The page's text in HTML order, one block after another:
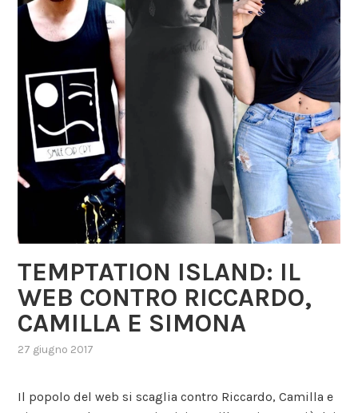
TEMPTATION ISLAND: IL
WEB CONTRO RICCARDO,
CAMILLA E SIMONA
27 giugno 2017
gossip,
Il popolo del web si scaglia contro Riccardo, Camilla e